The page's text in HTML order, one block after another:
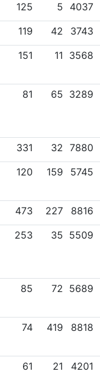
125 5 4037
119 42 3743
151 11 3568
81 65 3289
331 32 7880
120 159 5745
473 227 8816
253 35 5509
85 72 5689
74 419 8818
61 21 4201